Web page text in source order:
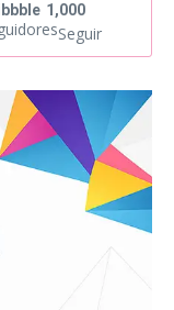
1,000
Seguir